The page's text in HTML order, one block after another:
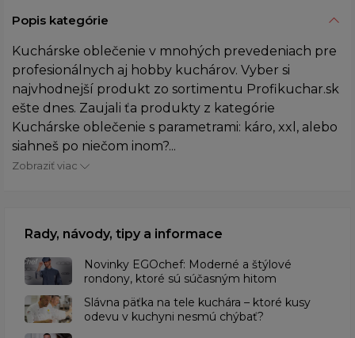
Popis kategórie
Kuchárske oblečenie v mnohých prevedeniach pre
profesionálnych aj hobby kuchárov. Vyber si
najvhodnejší produkt zo sortimentu Profikuchar.sk
ešte dnes. Zaujali ťa produkty z kategórie
Kuchárske oblečenie s parametrami: káro, xxl, alebo
siahneš po niečom inom?...
Zobraziť viac
Rady, návody, tipy a informace
Novinky EGOchef: Moderné a štýlové
rondony, ktoré sú súčasným hitom
Slávna päťka na tele kuchára – ktoré kusy
odevu v kuchyni nesmú chýbať?